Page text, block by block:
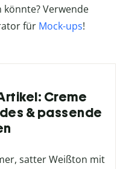
könnte? Verwende
für Mock-ups!
Creme
& passende
satter Weißton mit